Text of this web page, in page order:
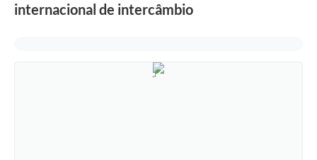
internacional de intercâmbio